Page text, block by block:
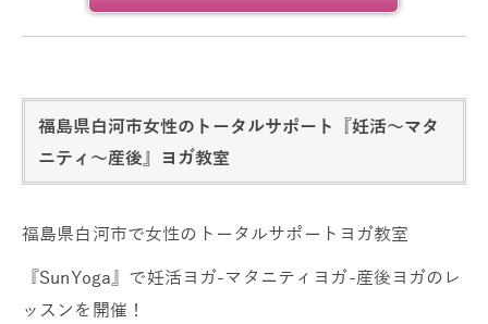
福島県白河市女性のトータルサポート『妊活～マタ
ニティ～産後』ヨガ教室
福島県白河市で女性のトータルサポートヨガ教室
『SunYoga』で妊活ヨガ-マタニティヨガ-産後ヨガのレ
ッスンを開催！